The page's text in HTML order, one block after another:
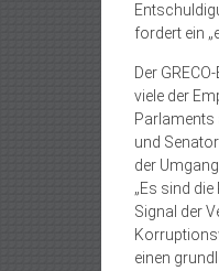
fordert ein
Der
viele der
Parlaments
und
der
„Es sind
Signal der
einen